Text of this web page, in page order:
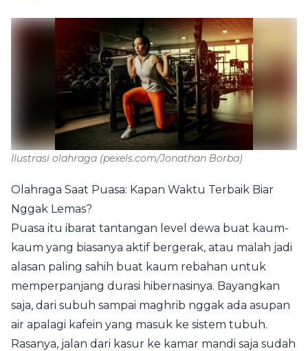
Ilustrasi olahraga (pexels.com/Jonathan Borba)
Olahraga Saat Puasa: Kapan Waktu Terbaik Biar
Nggak Lemas?
Puasa itu ibarat tantangan level dewa buat kaum-
kaum yang biasanya aktif bergerak, atau malah jadi
alasan paling sahih buat kaum rebahan untuk
memperpanjang durasi hibernasinya. Bayangkan
saja, dari subuh sampai maghrib nggak ada asupan
air apalagi kafein yang masuk ke sistem tubuh.
Rasanya, jalan dari kasur ke kamar mandi saja sudah